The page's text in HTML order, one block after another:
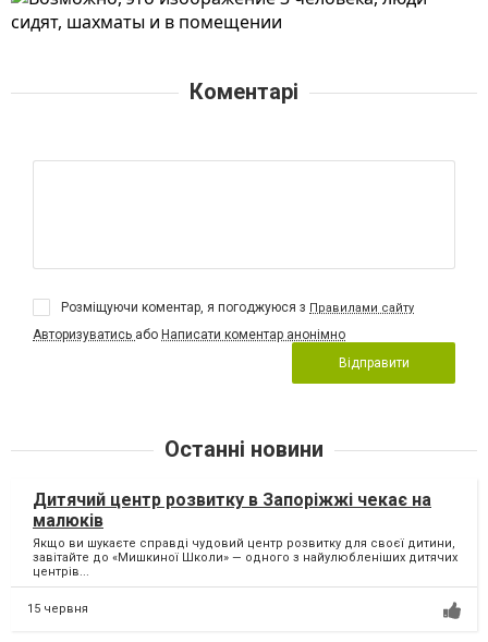
Коментарі
Розміщуючи коментар, я погоджуюся з Правилами сайту
Авторизуватись або Написати коментар анонімно
Відправити
Останні новини
Дитячий центр розвитку в Запоріжжі чекає на
малюків
Якщо ви шукаєте справді чудовий центр розвитку для своєї дитини,
завітайте до «Мишкиної Школи» — одного з найулюбленіших дитячих
центрів...
15 червня